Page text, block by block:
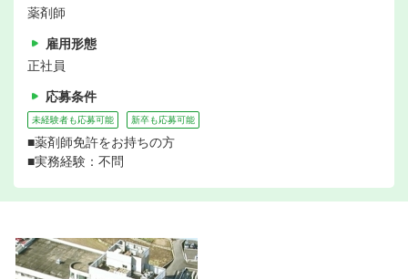
薬剤師
雇用形態
正社員
応募条件
未経験者も応募可能 新卒も応募可能
■薬剤師免許をお持ちの方
■実務経験：不問